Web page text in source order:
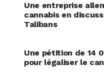
Une entreprise
cannabis en
Talibans
Une pétition de 14
pour légaliser le